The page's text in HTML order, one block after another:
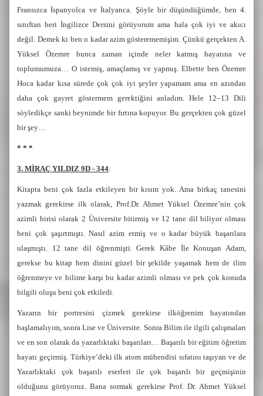
Fransızca İspanyolca ve İtalyanca. Şöyle bir düşündüğümde, ben 4.
sınıftan beri İngilizce Dersini görüyorum ama hala çok iyi ve akıcı
değil. Demek ki ben o kadar azim gösterememişim. Çünkü gerçekten A.
Yüksel Özemre bunca zaman içinde neler katmış hayatına ve
toplumumuza… O istemiş, amaçlamış ve yapmış. Elbette ben Özemre
Hoca kadar kısa sürede çok çok iyi şeyler yapamam ama en azından
daha çok gayret göstermem gerektiğini anladım. Hele 12–13 Dili
söyledikçe sanki beynimde bir fırtına kopuyor. Bu gerçekten çok güzel
bir şey…
* * *
3. MİRAÇ YILDIZ 9D - 344:
Kitapta beni çok fazla etkileyen bir kısım yok. Ama birkaç tanesini
yazmak gerekirse ilk olarak, Prof.Dr. Ahmet Yüksel Özemre’nin çok
azimli birisi olarak 2 Üniversite bitirmiş ve 12 tane dil biliyor olması
beni çok şaşırtmıştı. Nasıl azim etmiş ve o kadar büyük başarılara
ulaşmıştı. 12 tane dil öğrenmişti. Gerek Kâbe İle Konuşan Adam,
gerekse bu kitap hem dinini güzel bir şekilde yaşamak hem de ilim
öğrenmeye ve bilime karşı bu kadar azimli olması ve pek çok konuda
bilgili oluşu beni çok etkiledi.
Yazarın bir portresini çizmek gerekirse ilköğrenim hayatından
başlamalıyım, sonra Lise ve Üniversite. Sonra Bilim ile ilgili çalışmaları
ve en son olarak da yazarlıktaki başarıları… Başarılı bir eğitim öğretim
hayatı geçirmiş. Türkiye’deki ilk atom mühendisi sıfatını taşıyan ve de
Yazarlıktaki çok başarılı eserleri ile çok başarılı bir geçmişinin
olduğunu görüyoruz. Bana sormak gerekirse Prof. Dr. Ahmet Yüksel